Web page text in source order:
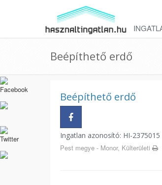
Beépíthető erdő
Beépíthető erdő
Ingatlan azonosító: HI-2375015
Pest megye - Monor, Külterületi